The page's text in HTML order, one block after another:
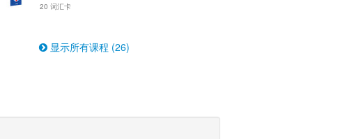
20 词汇卡
显示所有课程 (26)